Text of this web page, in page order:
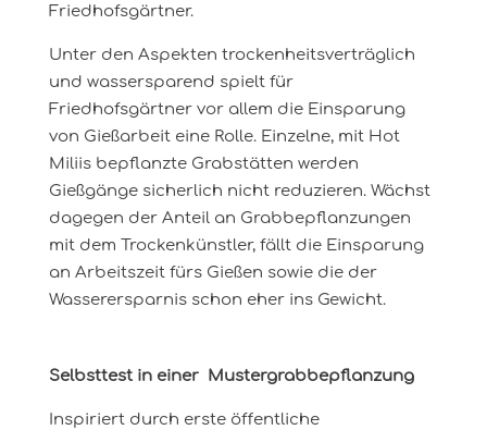
Friedhofsgärtner.
Unter den Aspekten trockenheitsverträglich
und wassersparend spielt für
Friedhofsgärtner vor allem die Einsparung
von Gießarbeit eine Rolle. Einzelne, mit Hot
Miliis bepflanzte Grabstätten werden
Gießgänge sicherlich nicht reduzieren. Wächst
dagegen der Anteil an Grabbepflanzungen
mit dem Trockenkünstler, fällt die Einsparung
an Arbeitszeit fürs Gießen sowie die der
Wasserersparnis schon eher ins Gewicht.
Selbsttest in einer Mustergrabbepflanzung
Inspiriert durch erste öffentliche